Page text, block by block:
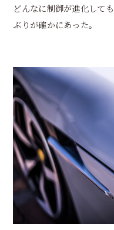
どんなに制御が進化して
ぶりが確かにあった。